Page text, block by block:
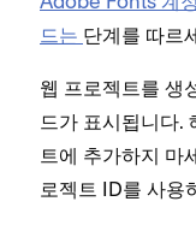
드는 단계를 따르
웹 프로젝트를 생
드가 표시됩니다.
트에 추가하지 마
로젝트 ID를 사용